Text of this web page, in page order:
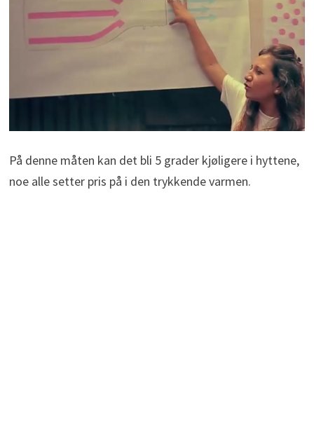
På denne måten kan det bli 5 grader kjøligere i hyttene,
noe alle setter pris på i den trykkende varmen.